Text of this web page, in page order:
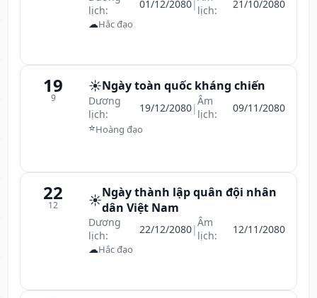
lịch:
01/12/2080|lịch:
21/10/2080
☁Hắc đạo
19
9
☀️Ngày toàn quốc kháng chiến
Dương
lịch:
19/12/2080|Âm
lịch:
09/11/2080
⭐Hoàng đạo
22
12 ☀️Ngày thành lập quân đội nhân
dân Việt Nam
Dương
lịch:
22/12/2080|Âm
lịch:
12/11/2080
☁Hắc đạo